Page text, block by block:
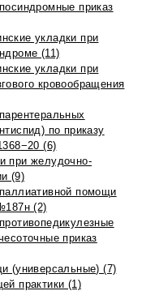
приказ
укладки при
(11)
укладки при
кровообращения
по приказу
(6)
при желудочно-
(9)
помощи
(2)
приказ
(универсальные) (7)
практики (1)